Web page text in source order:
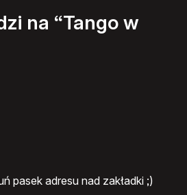
na “Tango w
pasek adresu nad zakładki ;)